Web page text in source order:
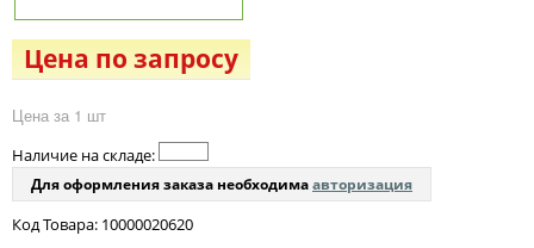
Цена по запросу
Цена за 1 шт
Наличие на складе:
Для оформления заказа необходимаавторизация
Код Товара: 10000020620